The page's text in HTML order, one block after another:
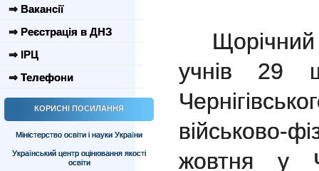
⇒ Вакансії
⇒ Реєстрація в ДНЗ
⇒ ІРЦ
⇒ Телефони
КОРИСНІ ПОСИЛАННЯ
Міністерство освіти і науки України
Український центр оцінювання якості
освіти
учнів 29
військово-
жовтня у